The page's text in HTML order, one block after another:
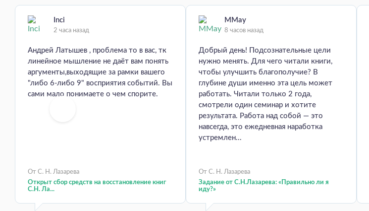
Inci
2 часа назад
Андрей Латышев , проблема то в вас, тк
линейное мышление не даёт вам понять
аргументы,выходящие за рамки вашего
"либо 6-либо 9" восприятия событий. Вы
сами мало понимаете о чем спорите.
От С. Н. Лазарева
Открыт сбор средств на восстановление книг
С.Н. Ла...
MMay
8 часов назад
Добрый день! Подсознательные цели
нужно менять. Для чего читали книги,
чтобы улучшить благополучие? В
глубине души именно эта цель может
работать. Читали только 2 года,
смотрели один семинар и хотите
результата. Работа над собой — это
навсегда, это ежедневная наработка
устремлен...
От С. Н. Лазарева
Задание от С.Н.Лазарева: «Правильно ли я
иду?»